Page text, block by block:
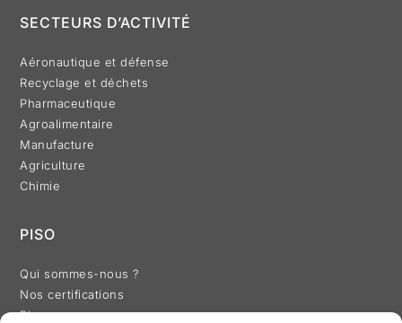
SECTEURS D’ACTIVITÉ
Aéronautique et défense
Recyclage et déchets
Pharmaceutique
Agroalimentaire
Manufacture
Agriculture
Chimie
PISO
Qui sommes-nous ?
Nos certifications
Blog